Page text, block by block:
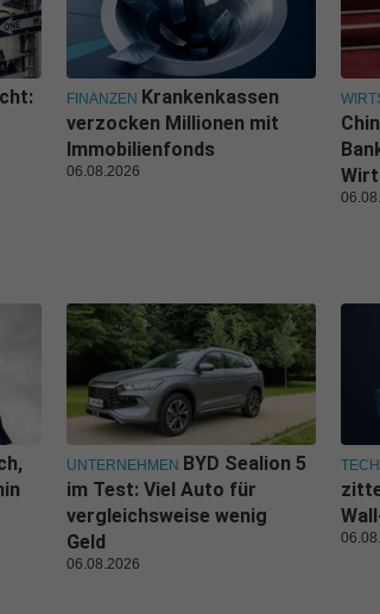
FINANZEN Krankenkassen
verzocken Millionen mit
Immobilienfonds
06.08.2026
UNTERNEHMEN BYD Sealion 5
im Test: Viel Auto für
vergleichsweise wenig
Geld
06.08.2026